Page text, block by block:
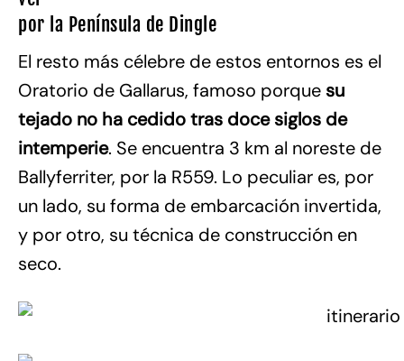
por la Península de Dingle
El resto más célebre de estos entornos es el
Oratorio de Gallarus, famoso porque su
tejado no ha cedido tras doce siglos de
intemperie. Se encuentra 3 km al noreste de
Ballyferriter, por la R559. Lo peculiar es, por
un lado, su forma de embarcación invertida,
y por otro, su técnica de construcción en
seco.